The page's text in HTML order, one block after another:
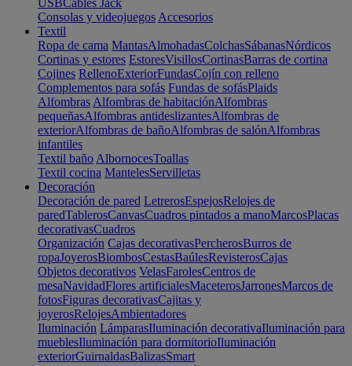
USBCables Jack
Consolas y videojuegos Accesorios
Textil
Ropa de cama MantasAlmohadasColchasSábanasNórdicos
Cortinas y estores EstoresVisillosCortinasBarras de cortina
Cojines RellenoExteriorFundasCojín con relleno
Complementos para sofás Fundas de sofásPlaids
Alfombras Alfombras de habitaciónAlfombras
pequeñasAlfombras antideslizantesAlfombras de
exteriorAlfombras de bañoAlfombras de salónAlfombras
infantiles
Textil baño AlbornocesToallas
Textil cocina MantelesServilletas
Decoración
Decoración de pared LetrerosEspejosRelojes de
paredTablerosCanvasCuadros pintados a manoMarcosPlacas
decorativasCuadros
Organización Cajas decorativasPercherosBurros de
ropaJoyerosBiombosCestasBaúlesRevisterosCajas
Objetos decorativos VelasFarolesCentros de
mesaNavidadFlores artificialesMaceterosJarronesMarcos de
fotosFiguras decorativasCajitas y
joyerosRelojesAmbientadores
Iluminación LámparasIluminación decorativaIluminación para
mueblesIluminación para dormitorioIluminación
exteriorGuirnaldasBalizasSmart